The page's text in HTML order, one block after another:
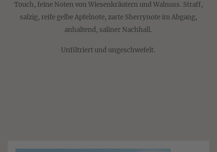
Touch, feine Noten von Wiesenkräutern und Walnuss. Straff,
salzig, reife gelbe Apfelnote, zarte Sherrynote im Abgang,
anhaltend, saliner Nachhall.
Unfiltriert und ungeschwefelt.